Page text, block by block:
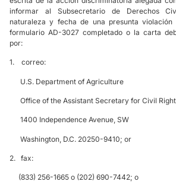
informar al Subsecretario de Derechos
naturaleza y fecha de una presunta violación
formulario AD-3027 completado o la carta
por:
1. correo:
U.S. Department of Agriculture
Office of the Assistant Secretary for Civil
1400 Independence Avenue, SW
Washington, D.C. 20250-9410; or
2. fax:
(833) 256-1665 o (202) 690-7442; o